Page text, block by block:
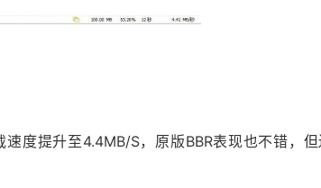
度提升至4.4MB/S，原版BBR表现也不错，